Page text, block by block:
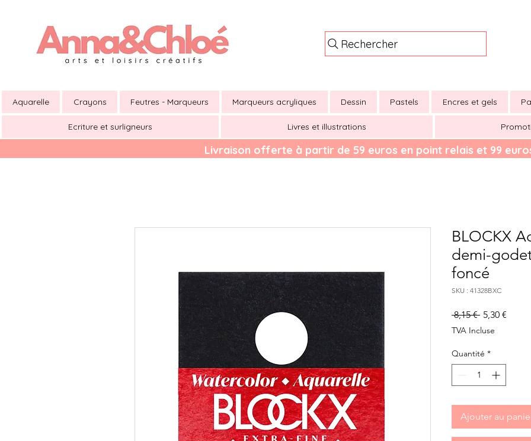
Rechercher
Aquarelle Crayons Feutres - Marqueurs Marqueurs acryliques Dessin Pastels Encres et gels
Ecriture et surligneurs Livres et illustrations
Livraison offerte à partir de 59 euros en point relais et 99
BLOCKX
demi-
foncé
SKU : 41328BXC
8,15 € Prix
original
5,30 €
TVA Incluse
Quantité *
Ajouter au